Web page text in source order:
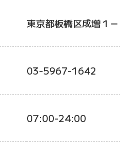
東京都板橋区成増１
03-5967-1642
07:00-24:00